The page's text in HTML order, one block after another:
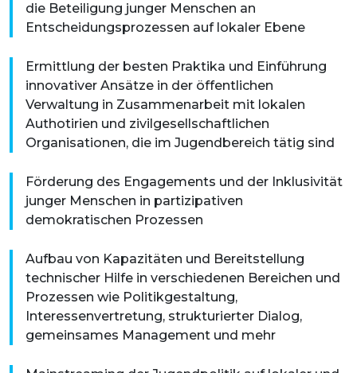
die Beteiligung junger Menschen an
Entscheidungsprozessen auf lokaler Ebene
Ermittlung der besten Praktika und Einführung
innovativer Ansätze in der öffentlichen
Verwaltung in Zusammenarbeit mit lokalen
Authotirien und zivilgesellschaftlichen
Organisationen, die im Jugendbereich tätig sind
Förderung des Engagements und der Inklusivität
junger Menschen in partizipativen
demokratischen Prozessen
Aufbau von Kapazitäten und Bereitstellung
technischer Hilfe in verschiedenen Bereichen und
Prozessen wie Politikgestaltung,
Interessenvertretung, strukturierter Dialog,
gemeinsames Management und mehr